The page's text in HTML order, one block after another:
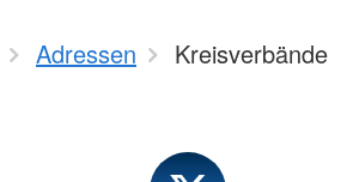
Adressen Kreisverbände